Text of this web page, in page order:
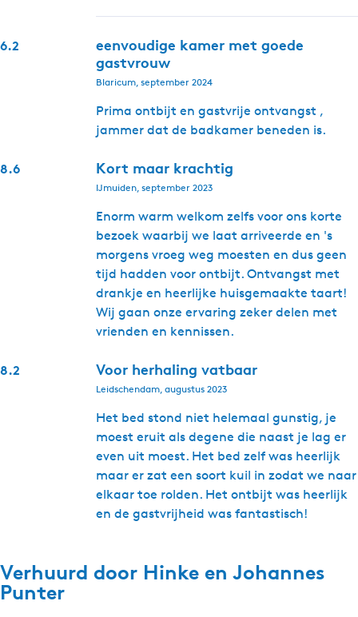
6.2
eenvoudige kamer met goede
gastvrouw
Blaricum, september 2024
Prima ontbijt en gastvrije ontvangst ,
jammer dat de badkamer beneden is.
8.6 Kort maar krachtig
IJmuiden, september 2023
Enorm warm welkom zelfs voor ons korte
bezoek waarbij we laat arriveerde en 's
morgens vroeg weg moesten en dus geen
tijd hadden voor ontbijt. Ontvangst met
drankje en heerlijke huisgemaakte taart!
Wij gaan onze ervaring zeker delen met
vrienden en kennissen.
8.2 Voor herhaling vatbaar
Leidschendam, augustus 2023
Het bed stond niet helemaal gunstig, je
moest eruit als degene die naast je lag er
even uit moest. Het bed zelf was heerlijk
maar er zat een soort kuil in zodat we naar
elkaar toe rolden. Het ontbijt was heerlijk
en de gastvrijheid was fantastisch!
Verhuurd door Hinke en Johannes
Punter